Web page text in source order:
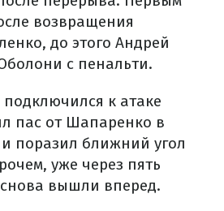
возвращения
до этого Андрей
с пенальти.
к атаке
пас от Шапаренко в
поразил ближний угол
уже через пять
вышли вперед.